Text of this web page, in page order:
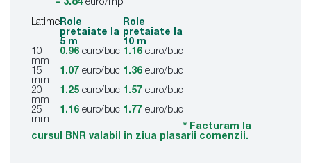
- 3.84euro/mp
Latime Role
pretaiate la
5 m
Role
pretaiate la
10 m
10
mm
0.96 euro/buc 1.16 euro/buc
15
mm
1.07 euro/buc 1.36 euro/buc
20
mm
1.25 euro/buc 1.57 euro/buc
25
mm
1.16 euro/buc 1.77 euro/buc
* Facturam la
cursul BNR valabil in ziua plasarii comenzii.